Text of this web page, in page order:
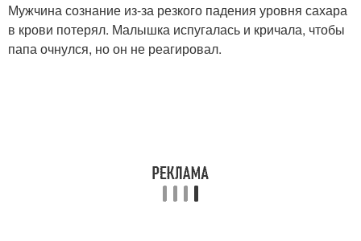
Мужчина сознание из-за резкого падения уровня сахара
в крови потерял. Малышка испугалась и кричала, чтобы
папа очнулся, но он не реагировал.